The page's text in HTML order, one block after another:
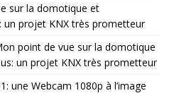
sur la domotique et
projet KNX très prometteur
point de vue sur la domotique
un projet KNX très prometteur
une Webcam 1080p à l’image